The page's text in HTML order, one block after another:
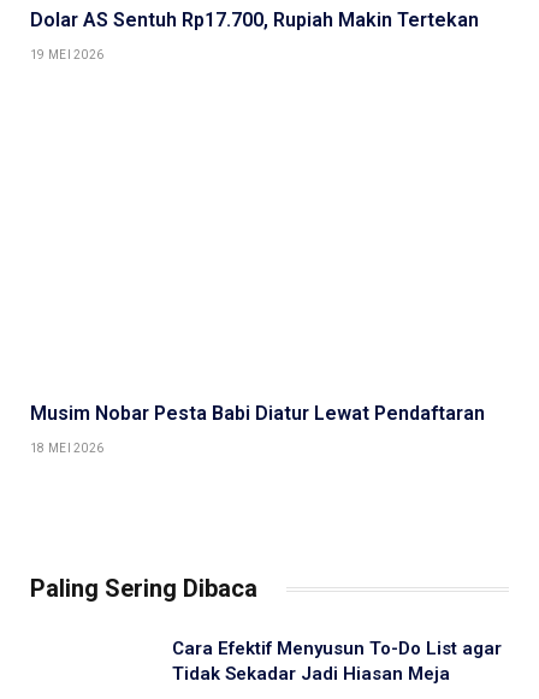
Dolar AS Sentuh Rp17.700, Rupiah Makin Tertekan
19 MEI 2026
Musim Nobar Pesta Babi Diatur Lewat Pendaftaran
18 MEI 2026
Paling Sering Dibaca
Cara Efektif Menyusun To-Do List agar
Tidak Sekadar Jadi Hiasan Meja